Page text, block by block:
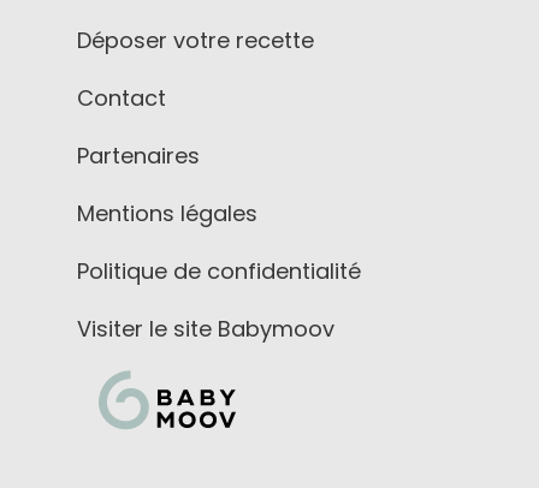
Déposer votre recette
Contact
Partenaires
Mentions légales
Politique de confidentialité
Visiter le site Babymoov